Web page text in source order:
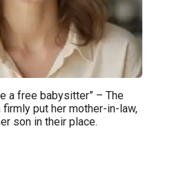
a free babysitter” – The
put her mother-in-law,
son in their place.